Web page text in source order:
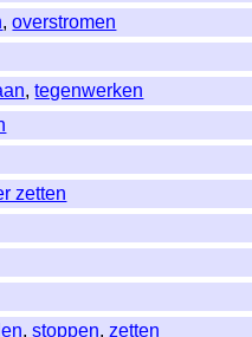
,overstromen
,tegenwerken
zetten
,stoppen,zetten